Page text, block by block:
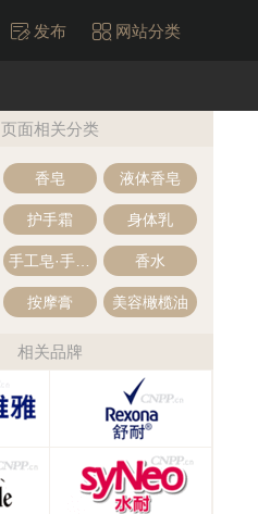
发布 网站分类
页面相关分类
香皂 液体香皂
护手霜 身体乳
手工皂·手工香皂 香水
按摩膏 美容橄榄油
相关品牌